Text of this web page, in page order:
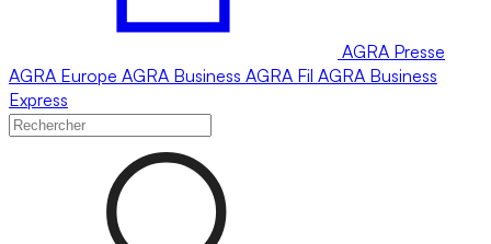
AGRA Presse
AGRA Europe AGRA Business AGRA Fil AGRA Business
Express